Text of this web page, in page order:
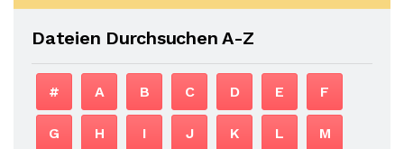
Dateien Durchsuchen A-Z
# A B C D E F
G H I J K L M